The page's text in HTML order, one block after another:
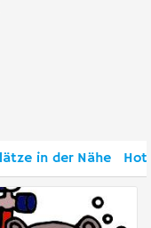
in der Nähe